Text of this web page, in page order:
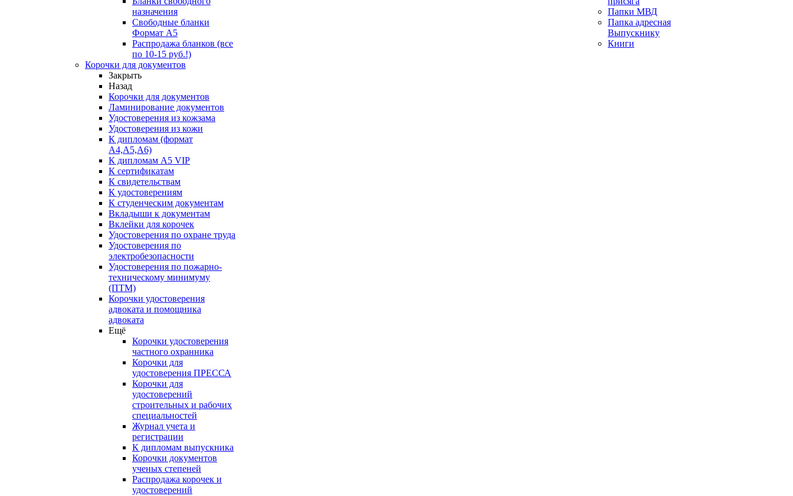
назначения
Свободные бланки
Формат А5
Распродажа бланков (все
по 10-15 руб.!)
Корочки для документов
Закрыть
Назад
Корочки для документов
Ламинирование документов
Удостоверения из кожзама
Удостоверения из кожи
К дипломам (формат
А4,А5,А6)
К дипломам А5 VIP
К сертификатам
К свидетельствам
К удостоверениям
К студенческим документам
Вкладыши к документам
Вклейки для корочек
Удостоверения по охране труда
Удостоверения по
электробезопасности
Удостоверения по пожарно-
техническому минимуму
(ПТМ)
Корочки удостоверения
адвоката и помощника
адвоката
Ещё
Корочки удостоверения
частного охранника
Корочки для
удостоверения ПРЕССА
Корочки для
удостоверений
строительных и рабочих
специальностей
Журнал учета и
регистрации
К дипломам выпускника
Корочки документов
ученых степеней
Распродажа корочек и
удостоверений
Папки МВД
Папка адресная
Выпускнику
Книги